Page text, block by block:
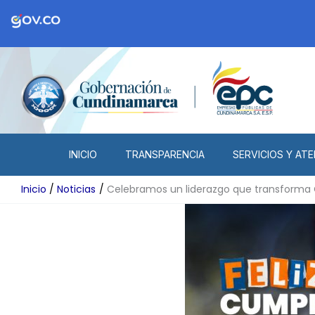
contenido
INICIO TRANSPARENCIA SERVICIOS Y
Inicio Noticias Celebramos un liderazgo que